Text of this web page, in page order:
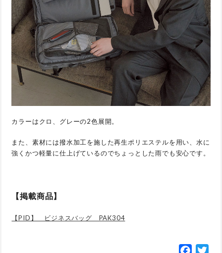
カラーはクロ、グレーの2色展開。
また、素材には撥水加工を施した再生ポリエステルを用い、水に
強くかつ軽量に仕上げているのでちょっとした雨でも安心です。
【掲載商品】
【PID】 ビジネスバッグ PAK304